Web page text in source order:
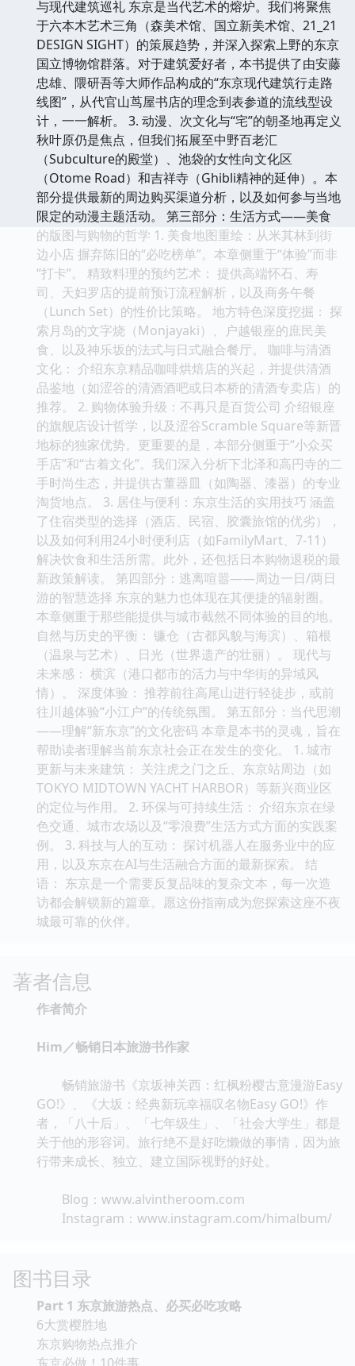
与现代建筑巡礼 东京是当代艺术的熔炉。我们将聚焦
于六本木艺术三角（森美术馆、国立新美术馆、21_21
DESIGN SIGHT）的策展趋势，并深入探索上野的东京
国立博物馆群落。对于建筑爱好者，本书提供了由安藤
忠雄、隈研吾等大师作品构成的“东京现代建筑行走路
线图”，从代官山茑屋书店的理念到表参道的流线型设
计，一一解析。 3. 动漫、次文化与“宅”的朝圣地再定义
秋叶原仍是焦点，但我们拓展至中野百老汇
（Subculture的殿堂）、池袋的女性向文化区
（Otome Road）和吉祥寺（Ghibli精神的延伸）。本
部分提供最新的周边购买渠道分析，以及如何参与当地
限定的动漫主题活动。 第三部分：生活方式——美食
的版图与购物的哲学 1. 美食地图重绘：从米其林到街
边小店 摒弃陈旧的“必吃榜单”。本章侧重于“体验”而非
“打卡”。 精致料理的预约艺术： 提供高端怀石、寿
司、天妇罗店的提前预订流程解析，以及商务午餐
（Lunch Set）的性价比策略。 地方特色深度挖掘： 探
索月岛的文字烧（Monjayaki）、户越银座的庶民美
食、以及神乐坂的法式与日式融合餐厅。 咖啡与清酒
文化： 介绍东京精品咖啡烘焙店的兴起，并提供清酒
品鉴地（如涩谷的清酒酒吧或日本桥的清酒专卖店）的
推荐。 2. 购物体验升级：不再只是百货公司 介绍银座
的旗舰店设计哲学，以及涩谷Scramble Square等新晋
地标的独家优势。更重要的是，本部分侧重于“小众买
手店”和“古着文化”。我们深入分析下北泽和高円寺的二
手时尚生态，并提供古董器皿（如陶器、漆器）的专业
淘货地点。 3. 居住与便利：东京生活的实用技巧 涵盖
了住宿类型的选择（酒店、民宿、胶囊旅馆的优劣），
以及如何利用24小时便利店（如FamilyMart、7-11）
解决饮食和生活所需。此外，还包括日本购物退税的最
新政策解读。 第四部分：逃离喧嚣——周边一日/两日
游的智慧选择 东京的魅力也体现在其便捷的辐射圈。
本章侧重于那些能提供与城市截然不同体验的目的地。
自然与历史的平衡： 镰仓（古都风貌与海滨）、箱根
（温泉与艺术）、日光（世界遗产的壮丽）。 现代与
未来感： 横滨（港口都市的活力与中华街的异域风
情）。 深度体验： 推荐前往高尾山进行轻徒步，或前
往川越体验“小江户”的传统氛围。 第五部分：当代思潮
——理解“新东京”的文化密码 本章是本书的灵魂，旨在
帮助读者理解当前东京社会正在发生的变化。 1. 城市
更新与未来建筑： 关注虎之门之丘、东京站周边（如
TOKYO MIDTOWN YACHT HARBOR）等新兴商业区
的定位与作用。 2. 环保与可持续生活： 介绍东京在绿
色交通、城市农场以及“零浪费”生活方式方面的实践案
例。 3. 科技与人的互动： 探讨机器人在服务业中的应
用，以及东京在AI与生活融合方面的最新探索。 结
语： 东京是一个需要反复品味的复杂文本，每一次造
访都会解锁新的篇章。愿这份指南成为您探索这座不夜
城最可靠的伙伴。
著者信息
作者简介
Him／畅销日本旅游书作家
畅销旅游书《京坂神关西：红枫粉樱古意漫游Easy
GO!》、《大坂：经典新玩幸福叹名物Easy GO!》作
者，「八十后」、「七年级生」、「社会大学生」都是
关于他的形容词。旅行绝不是好吃懒做的事情，因为旅
行带来成长、独立、建立国际视野的好处。
Blog：www.alvintheroom.com
Instagram：www.instagram.com/himalbum/
图书目录
Part 1 东京旅游热点、必买必吃攻略
6大赏樱胜地
东京购物热点推介